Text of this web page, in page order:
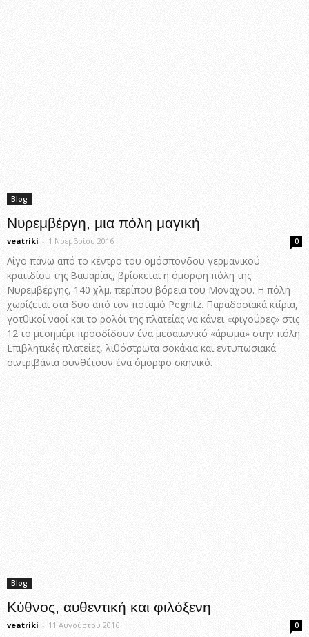
Blog
Νυρεμβέργη, μια πόλη μαγική
veatriki - 1 Νοεμβρίου 2016 0
Λίγο πάνω από το κέντρο του ομόσπονδου γερμανικού
κρατιδίου της Βαυαρίας, βρίσκεται η όμορφη πόλη της
Νυρεμβέργης, 140 χλμ. περίπου βόρεια του Μονάχου. Η πόλη
χωρίζεται στα δυο από τον ποταμό Pegnitz. Παραδοσιακά κτίρια,
γοτθικοί ναοί και το ρολόι της πλατείας να κάνει «φιγούρες» στις
12 το μεσημέρι προσδίδουν ένα μεσαιωνικό «άρωμα» στην πόλη.
Επιβλητικές πλατείες, λιθόστρωτα σοκάκια και εντυπωσιακά
σιντριβάνια συνθέτουν ένα όμορφο σκηνικό.
Blog
Κύθνος, αυθεντική και φιλόξενη
veatriki - 11 Αυγούστου 2016 0